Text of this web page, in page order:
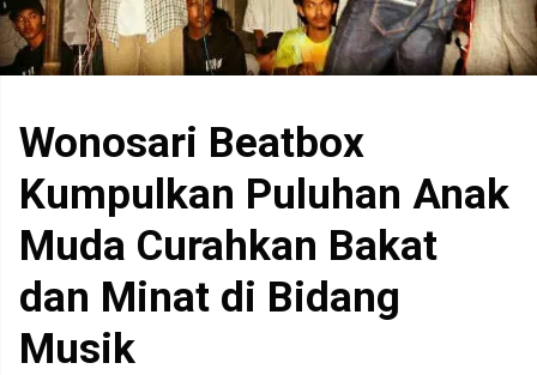
Wonosari Beatbox
Kumpulkan Puluhan Anak
Muda Curahkan Bakat
dan Minat di Bidang
Musik